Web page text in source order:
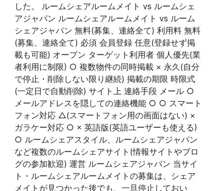
した。 ルームシェアルームメイト vs ルームシェ
アジャパン ルームシェアルームメイト vs ルーム
シェアジャパン 無料(募集、連絡全て) 利用料 無料
(募集、連絡全て) 必須 会員登録 任意(登録せず掲
載も可能) オープン ターゲット利用者 個人優先(業
者利用に制限) ○ 複数物件の同時掲載 × 永久(自分
で停止・削除しない限り継続) 掲載の期限 時限式
(一定日で自動削除) サイト上 連絡手段 メール ○
メールアドレスを隠しての連絡機能 ○ ○ スマート
フォン対応 △(スマートフォン用の画面はない) ×
ガラケー対応 ○ × 英語版(英語ユーザーも使える)
○ ルームシェアスタイル、ルームシェアジャパン
など複数のルームシェアサイト(情報サイトやブロ
グの参加歓迎) 運営 ルームシェアジャパン 当サイ
ト・ルームシェアルームメイトの募集は、シェア
メイトが見つかった後でも、一旦停止しておい